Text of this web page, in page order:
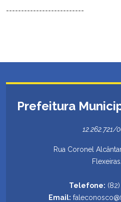
--------------------------
Prefeitura
12.262.721/
Rua Coronel
Telefone:
Email: